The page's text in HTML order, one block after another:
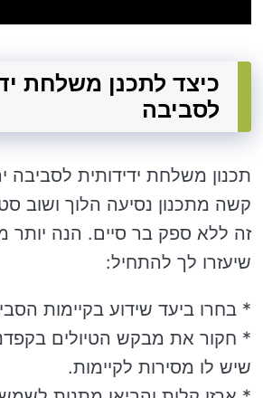
כיצד לתכנן משלחת
לסביבה
תכנון משלחת ידידותית לסביבה
קשה מתכנון נסיעה הלוך ושוב
זה ללא ספק בר סיים. הנה יותר
שיעזרו לך להתחיל:
* בחרו ביעד שידוע בקיימות
* חקור את מבקש הטיולים
שיש לו מסירות לקיימות.